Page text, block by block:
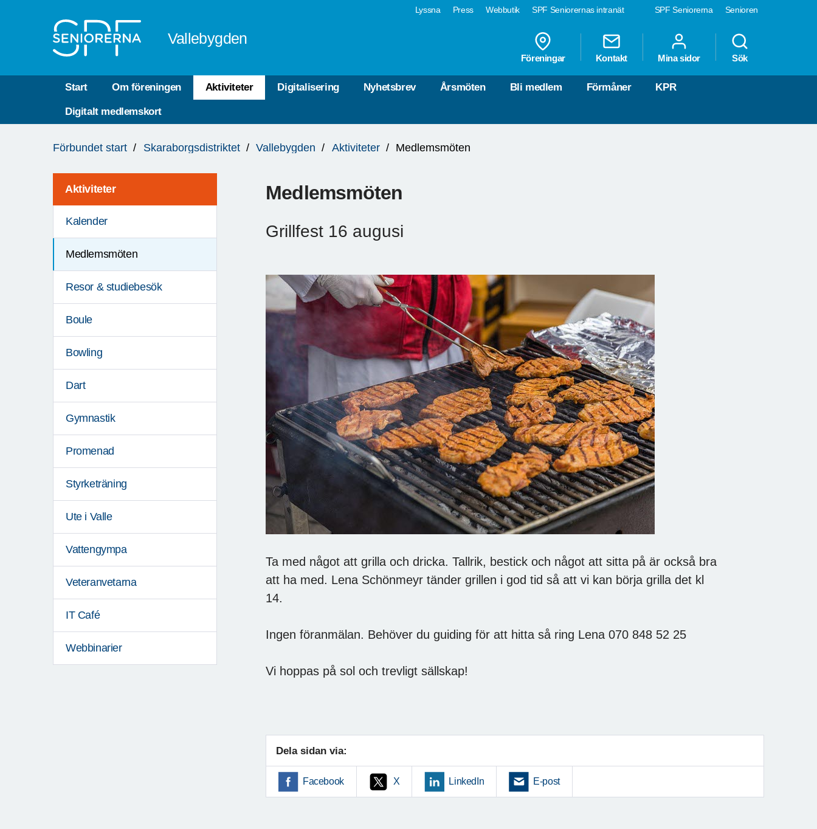
SPF Seniorerna Senioren
Lyssna Press Webbutik SPF Seniorernas intranät
Vallebygden
Föreningar Kontakt Mina sidor Sök
Start Om föreningen Aktiviteter Digitalisering Nyhetsbrev Årsmöten Bli medlem Förmåner KPR
Digitalt medlemskort
är
Förbundet start Skaraborgsdistriktet Vallebygden Aktiviteter Medlemsmöten
Aktiviteter
Kalender
Medlemsmöten
Resor & studiebesök
Boule
Bowling
Dart
Gymnastik
Promenad
Styrketräning
Ute i Valle
Vattengympa
Veteranvetarna
IT Café
Webbinarier
Medlemsmöten
Grillfest 16 augusi
Ta med något att grilla och dricka. Tallrik, bestick och något att sitta på är också bra
att ha med. Lena Schönmeyr tänder grillen i god tid så att vi kan börja grilla det kl
14.
Ingen föranmälan. Behöver du guiding för att hitta så ring Lena 070 848 52 25
Vi hoppas på sol och trevligt sällskap!
Dela sidan via:
Facebook X LinkedIn E-post